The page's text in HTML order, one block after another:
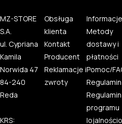
MZ-STORE
S.A.
ul. Cypriana
Kamila
Norwida 47
84-240
Reda
KRS:
Obsługa
klienta
Kontakt
Producent
Reklamacje i
zwroty
Informacje
Metody
dostawy i
płatności
Pomoc/
Regulamin
Regulamin
programu